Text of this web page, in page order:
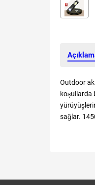
Outdoor
koşullarda
sağlar.